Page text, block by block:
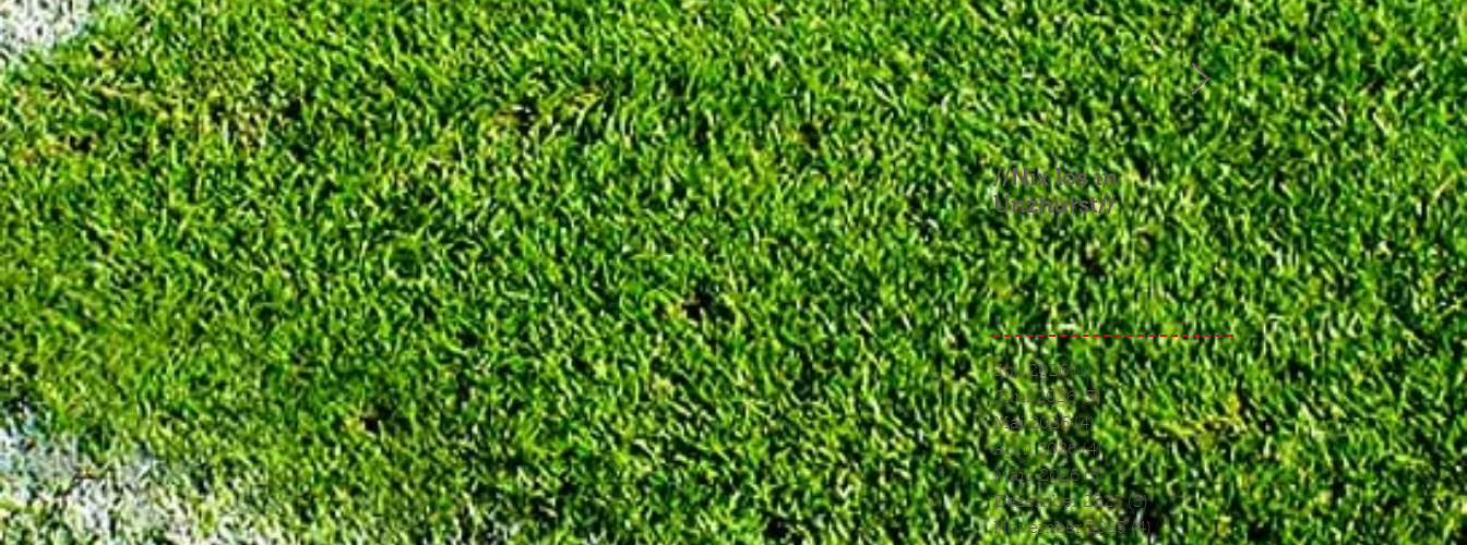
//Nix los in
Unzhurst//
//Aufgebrauchtes
Glück und ein
Endspiel, das keines
war//
Juli 2026 (1)1 Beitrag
Juni 2026 (3) 3 Beiträge
Mai 2026 (4)4 Beiträge
April 2026 (4)4 Beiträge
März 2026 (5)5 Beiträge
Dezember 2025 (5)5 Beiträge
November 2025 (4)4 Beiträge